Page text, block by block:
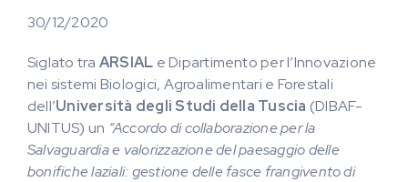
30/12/2020
Siglato tra ARSIAL e Dipartimento per l’Innovazione
nei sistemi Biologici, Agroalimentari e Forestali
dell’Università degli Studi della Tuscia (DIBAF-
UNITUS) un “Accordo di collaborazione per la
Salvaguardia e valorizzazione del paesaggio delle
bonifiche laziali: gestione delle fasce frangivento di